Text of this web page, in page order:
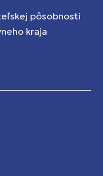
pôsobnosti
kraja